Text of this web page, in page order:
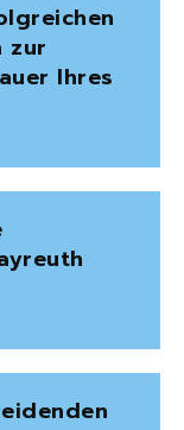
zur
Ihres